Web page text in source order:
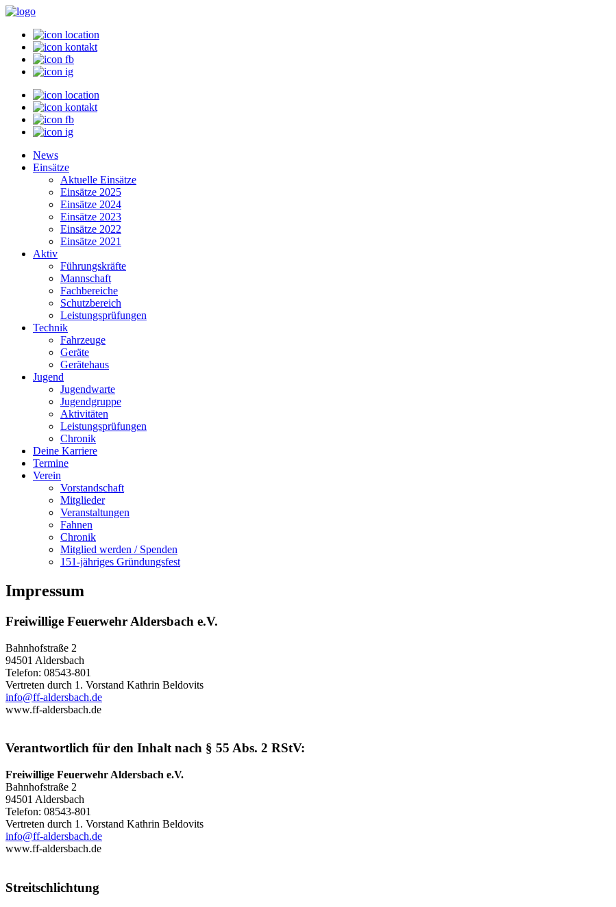
News
Einsätze
Aktuelle Einsätze
Einsätze 2025
Einsätze 2024
Einsätze 2023
Einsätze 2022
Einsätze 2021
Aktiv
Führungskräfte
Mannschaft
Fachbereiche
Schutzbereich
Leistungsprüfungen
Technik
Fahrzeuge
Geräte
Gerätehaus
Jugend
Jugendwarte
Jugendgruppe
Aktivitäten
Leistungsprüfungen
Chronik
Deine Karriere
Termine
Verein
Vorstandschaft
Mitglieder
Veranstaltungen
Fahnen
Chronik
Mitglied werden / Spenden
151-jähriges Gründungsfest
Impressum
Freiwillige Feuerwehr Aldersbach e.V.
Bahnhofstraße 2
94501 Aldersbach
Telefon: 08543-801
Vertreten durch 1. Vorstand Kathrin Beldovits
info@ff-aldersbach.de
www.ff-aldersbach.de
Verantwortlich für den Inhalt nach § 55 Abs. 2 RStV:
Freiwillige Feuerwehr Aldersbach e.V.
Bahnhofstraße 2
94501 Aldersbach
Telefon: 08543-801
Vertreten durch 1. Vorstand Kathrin Beldovits
info@ff-aldersbach.de
www.ff-aldersbach.de
Streitschlichtung